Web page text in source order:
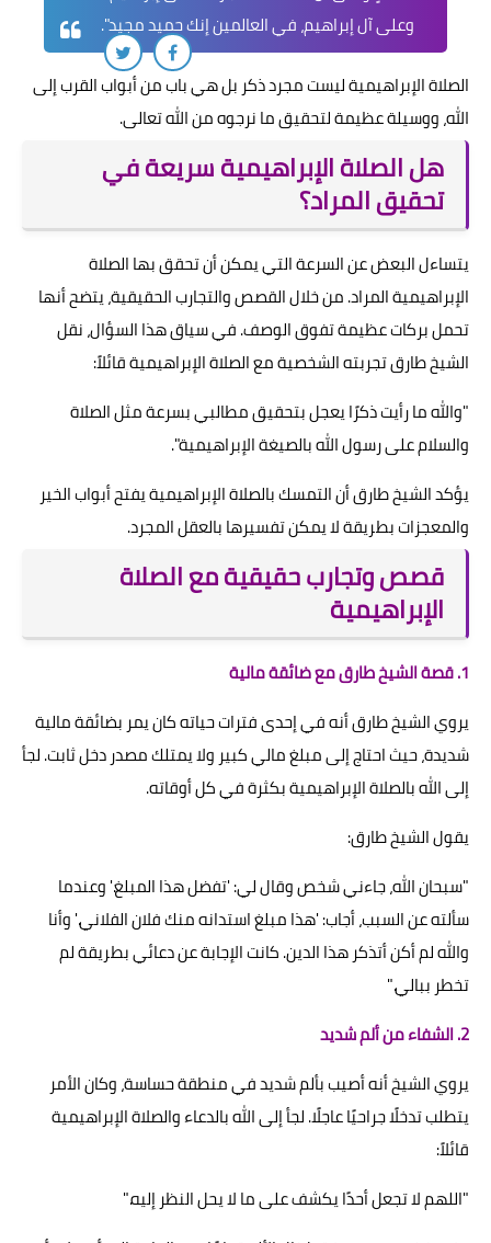
وعلى آل إبراهيم، في العالمين إنك حميد مجيد".
الصلاة الإبراهيمية ليست مجرد ذكر بل هي باب من أبواب القرب إلى
الله، ووسيلة عظيمة لتحقيق ما نرجوه من الله تعالى.
هل الصلاة الإبراهيمية سريعة في
تحقيق المراد؟
يتساءل البعض عن السرعة التي يمكن أن تحقق بها الصلاة
الإبراهيمية المراد. من خلال القصص والتجارب الحقيقية، يتضح أنها
تحمل بركات عظيمة تفوق الوصف. في سياق هذا السؤال، نقل
الشيخ طارق تجربته الشخصية مع الصلاة الإبراهيمية قائلاً:
"والله ما رأيت ذكرًا يعجل بتحقيق مطالبي بسرعة مثل الصلاة
والسلام على رسول الله بالصيغة الإبراهيمية".
يؤكد الشيخ طارق أن التمسك بالصلاة الإبراهيمية يفتح أبواب الخير
والمعجزات بطريقة لا يمكن تفسيرها بالعقل المجرد.
قصص وتجارب حقيقية مع الصلاة
الإبراهيمية
1. قصة الشيخ طارق مع ضائقة مالية
يروي الشيخ طارق أنه في إحدى فترات حياته كان يمر بضائقة مالية
شديدة، حيث احتاج إلى مبلغ مالي كبير ولا يمتلك مصدر دخل ثابت. لجأ
إلى الله بالصلاة الإبراهيمية بكثرة في كل أوقاته.
يقول الشيخ طارق:
"سبحان الله، جاءني شخص وقال لي: 'تفضل هذا المبلغ.' وعندما
سألته عن السبب، أجاب: 'هذا مبلغ استدانه منك فلان الفلاني.' وأنا
والله لم أكن أتذكر هذا الدين. كانت الإجابة عن دعائي بطريقة لم
تخطر ببالي."
2. الشفاء من ألم شديد
يروي الشيخ أنه أصيب بألم شديد في منطقة حساسة، وكان الأمر
يتطلب تدخلًا جراحيًا عاجلًا. لجأ إلى الله بالدعاء والصلاة الإبراهيمية
قائلاً:
"اللهم لا تجعل أحدًا يكشف على ما لا يحل النظر إليه."